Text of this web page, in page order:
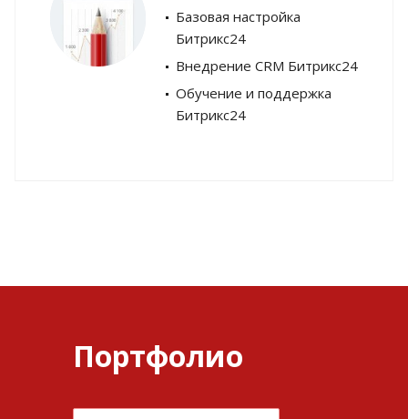
Базовая настройка
Битрикс24
Внедрение CRM Битрикс24
Обучение и поддержка
Битрикс24
Портфолио